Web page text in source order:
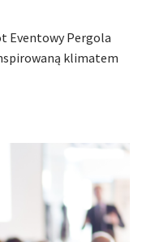
Eventowy Pergola
klimatem